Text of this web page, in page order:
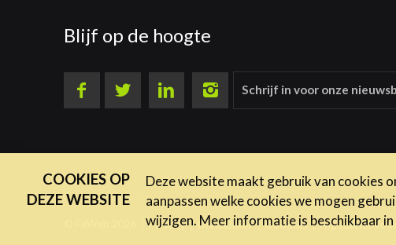
Blijf op de hoogte
Schrijf in voor onze
Privacy Disclaimer Cookies Algemene
COOKIES OP
DEZE WEBSITE
Deze website maakt gebruik van cookies
aanpassen welke cookies we mogen
wijzigen. Meer informatie is beschikbaar in